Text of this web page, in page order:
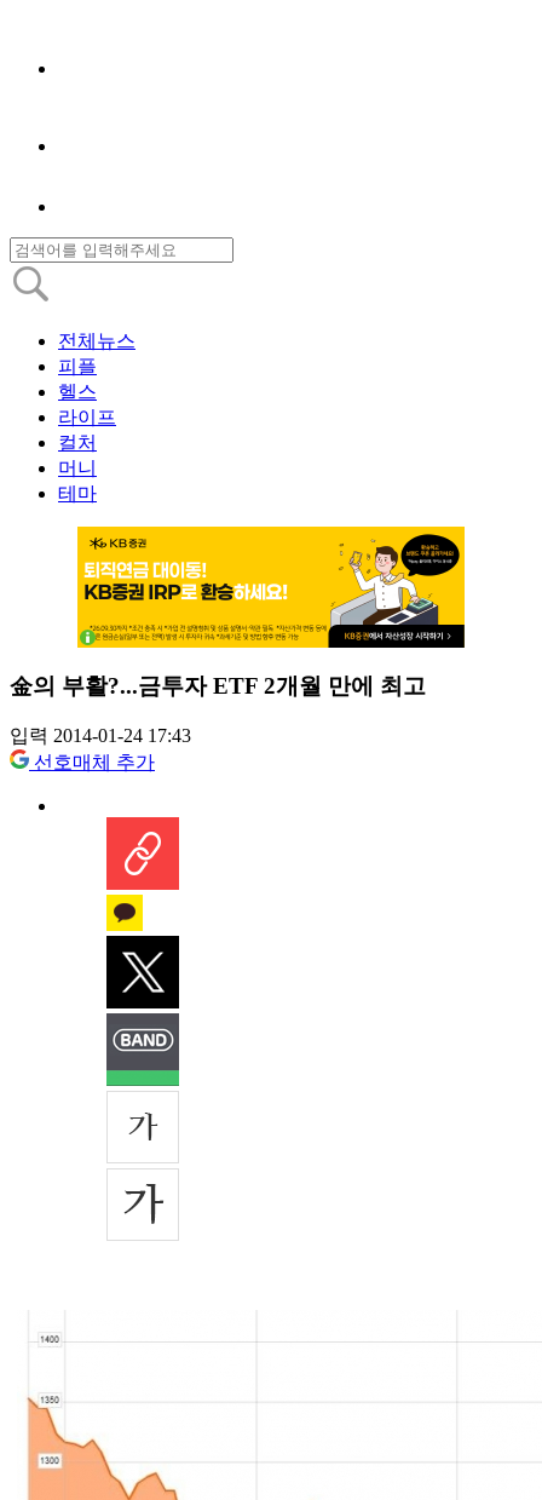
전체뉴스
피플
헬스
라이프
컬처
머니
테마
金의 부활?...금투자 ETF 2개월 만에 최고
입력 2014-01-24 17:43
선호매체 추가